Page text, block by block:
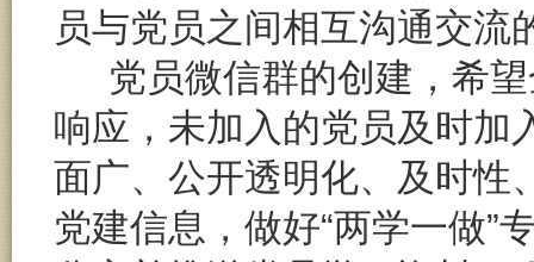
员与党员之间相互沟通交流
党员微信群的创建，希
响应，未加入的党员及时加
面广、公开透明化、及时性
党建信息，做好“两学一做”